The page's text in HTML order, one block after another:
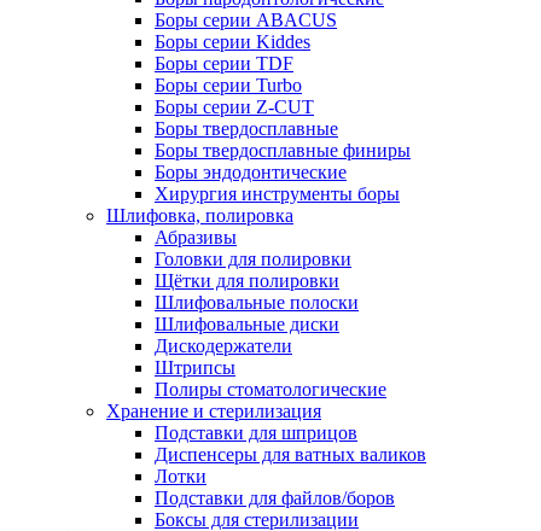
Боры серии ABACUS
Боры серии Kiddes
Боры серии TDF
Боры серии Turbo
Боры серии Z-CUT
Боры твердосплавные
Боры твердосплавные финиры
Боры эндодонтические
Хирургия инструменты боры
Шлифовка, полировка
Абразивы
Головки для полировки
Щётки для полировки
Шлифовальные полоски
Шлифовальные диски
Дискодержатели
Штрипсы
Полиры стоматологические
Хранение и стерилизация
Подставки для шприцов
Диспенсеры для ватных валиков
Лотки
Подставки для файлов/боров
Боксы для стерилизации